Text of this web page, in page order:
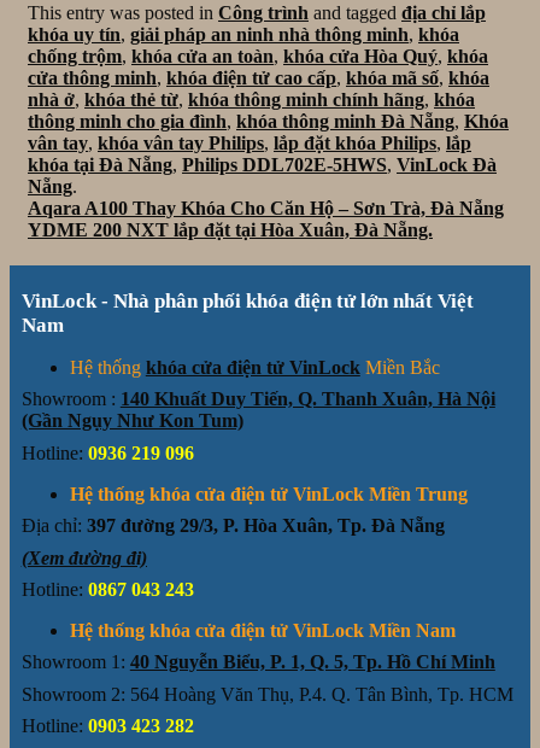
This entry was posted in Công trình and tagged địa chỉ lắp
khóa uy tín, giải pháp an ninh nhà thông minh, khóa
chống trộm, khóa cửa an toàn, khóa cửa Hòa Quý, khóa
cửa thông minh, khóa điện tử cao cấp, khóa mã số, khóa
nhà ở, khóa thẻ từ, khóa thông minh chính hãng, khóa
thông minh cho gia đình, khóa thông minh Đà Nẵng, Khóa
vân tay, khóa vân tay Philips, lắp đặt khóa Philips, lắp
khóa tại Đà Nẵng, Philips DDL702E-5HWS, VinLock Đà
Nẵng.
Aqara A100 Thay Khóa Cho Căn Hộ – Sơn Trà, Đà Nẵng
YDME 200 NXT lắp đặt tại Hòa Xuân, Đà Nẵng.
VinLock - Nhà phân phối khóa điện tử lớn nhất Việt
Nam
Hệ thống khóa cửa điện tử VinLock Miền Bắc
Showroom : 140 Khuất Duy Tiến, Q. Thanh Xuân, Hà Nội
(Gần Ngụy Như Kon Tum)
Hotline: 0936 219 096
Hệ thống khóa cửa điện tử VinLock Miền Trung
Địa chỉ: 397 đường 29/3, P. Hòa Xuân, Tp. Đà Nẵng
(Xem đường đi)
Hotline: 0867 043 243
Hệ thống khóa cửa điện tử VinLock Miền Nam
Showroom 1: 40 Nguyễn Biểu, P. 1, Q. 5, Tp. Hồ Chí Minh
Showroom 2: 564 Hoàng Văn Thụ, P.4. Q. Tân Bình, Tp. HCM
Hotline: 0903 423 282